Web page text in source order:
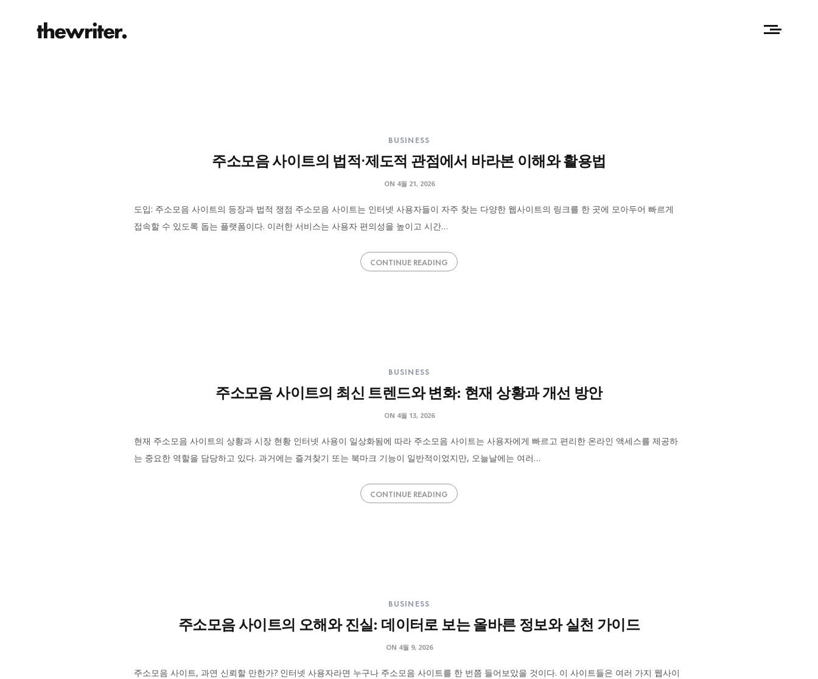
BUSINESS
주소모음 사이트의 법적·제도적 관점에서 바라본 이해와 활용법
ON 4월 21, 2026
도입: 주소모음 사이트의 등장과 법적 쟁점 주소모음 사이트는 인터넷 사용자들이 자주 찾는 다양한 웹사이트의 링크를 한 곳에 모아두어 빠르게
접속할 수 있도록 돕는 플랫폼이다. 이러한 서비스는 사용자 편의성을 높이고 시간…
CONTINUE READING
BUSINESS
주소모음 사이트의 최신 트렌드와 변화: 현재 상황과 개선 방안
ON 4월 13, 2026
현재 주소모음 사이트의 상황과 시장 현황 인터넷 사용이 일상화됨에 따라 주소모음 사이트는 사용자에게 빠르고 편리한 온라인 액세스를 제공하
는 중요한 역할을 담당하고 있다. 과거에는 즐겨찾기 또는 북마크 기능이 일반적이었지만, 오늘날에는 여러…
CONTINUE READING
BUSINESS
주소모음 사이트의 오해와 진실: 데이터로 보는 올바른 정보와 실천 가이드
ON 4월 9, 2026
주소모음 사이트, 과연 신뢰할 만한가? 인터넷 사용자라면 누구나 주소모음 사이트를 한 번쯤 들어보았을 것이다. 이 사이트들은 여러 가지 웹사이